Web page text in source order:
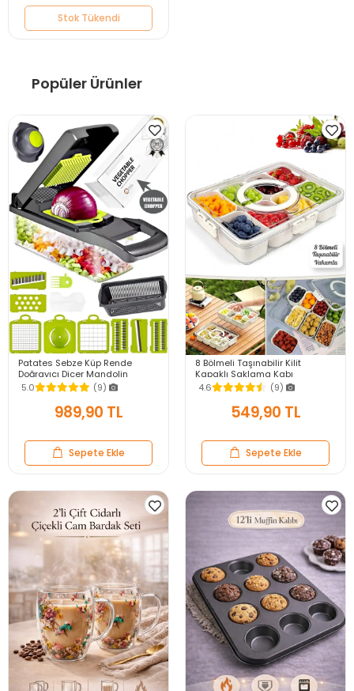
Stok Tükendi
Popüler Ürünler
Patates Sebze Küp Rende
Doğrayıcı Dicer Mandolin
Dilimleyici Jülyen Kesici
Vegetable Chopper Seti
5.0 (9)
989,90 TL
Sepete Ekle
8 Bölmeli Taşınabilir Kilit
Kapaklı Saklama Kabı
Kahvaltılık Organizer Piknik Seti
Gıda Kutusu
4.6 (9)
549,90 TL
Sepete Ekle